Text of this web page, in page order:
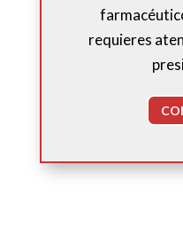
requieres